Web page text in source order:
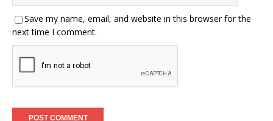
Save my name, email, and website in this browser for the
next time I comment.